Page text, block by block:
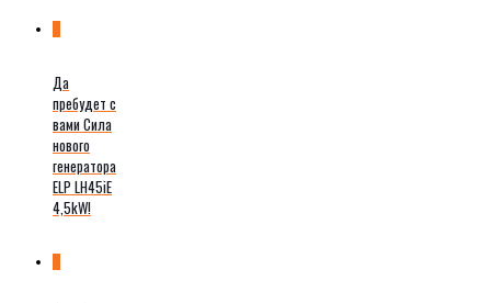
Да
пребудет с
вами Сила
нового
генератора
ELP LH45iE
4,5kW!